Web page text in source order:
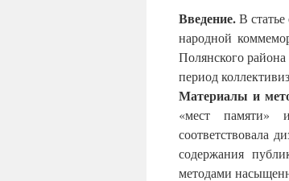
Введение.В
народной
Полянского
период
Материалы и
«мест памяти»
соответствовала
содержания
методами